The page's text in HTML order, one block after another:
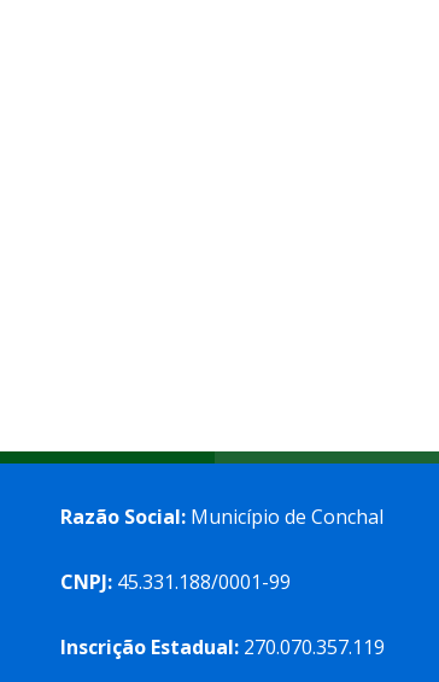
Razão Social: Município de Conchal
CNPJ: 45.331.188/0001-99
Inscrição Estadual: 270.070.357.119